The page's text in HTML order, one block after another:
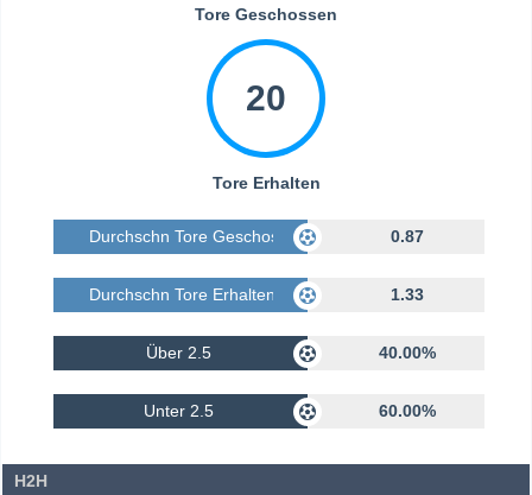
Tore Geschossen
20
Tore Erhalten
Durchschn Tore Geschossen 0.87
Durchschn Tore Erhalten 1.33
Über 2.5 40.00%
Unter 2.5 60.00%
H2H